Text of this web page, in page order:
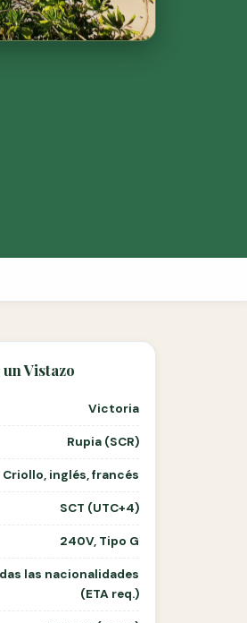
Vistazo
Victoria
Rupia (SCR)
Criollo, inglés, francés
SCT (UTC+4)
240V, Tipo G
las nacionalidades
(ETA req.)